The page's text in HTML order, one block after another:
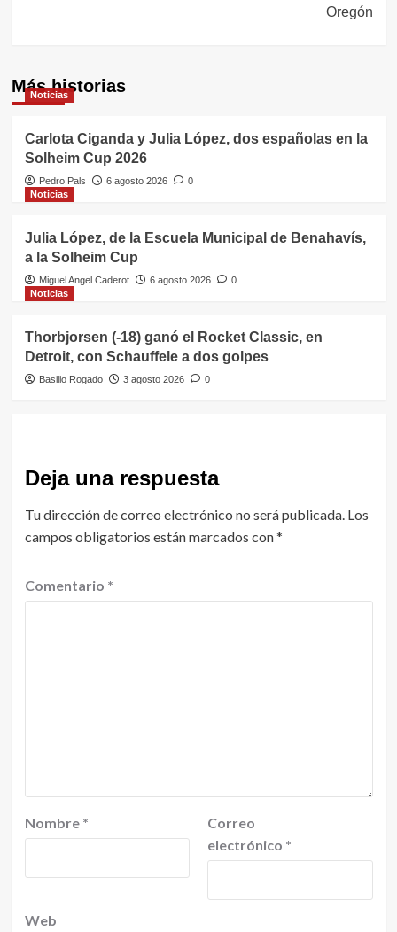
Oregón
Más historias
Noticias
Carlota Ciganda y Julia López, dos españolas en la
Solheim Cup 2026
Pedro Pals 6 agosto 2026
0
Noticias
Julia López, de la Escuela Municipal de Benahavís,
a la Solheim Cup
Miguel Angel Caderot 6 agosto 2026
0
Noticias
Thorbjorsen (-18) ganó el Rocket Classic, en
Detroit, con Schauffele a dos golpes
Basilio Rogado 3 agosto 2026 0
Deja una respuesta
Tu dirección de correo electrónico no será publicada. Los
campos obligatorios están marcados con*
Comentario *
Nombre *
Correo
electrónico *
Web